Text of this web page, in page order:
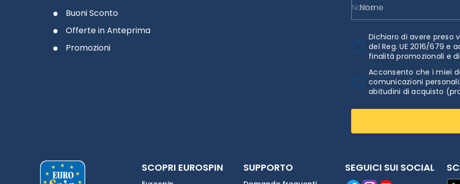
Buoni Sconto
Offerte in Anteprima
Promozioni
Nome
Dichiaro di avere preso
del Reg. UE 2016/679
finalità promozionali e
Acconsento che i miei
comunicazioni
abitudini di acquisto
SCOPRI EUROSPIN SUPPORTO SEGUICI SUI SOCIAL